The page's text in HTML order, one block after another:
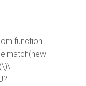
function